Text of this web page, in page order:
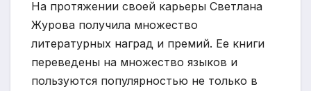
На протяжении своей карьеры Светлана
Журова получила множество
литературных наград и премий. Ее книги
переведены на множество языков и
пользуются популярностью не только в